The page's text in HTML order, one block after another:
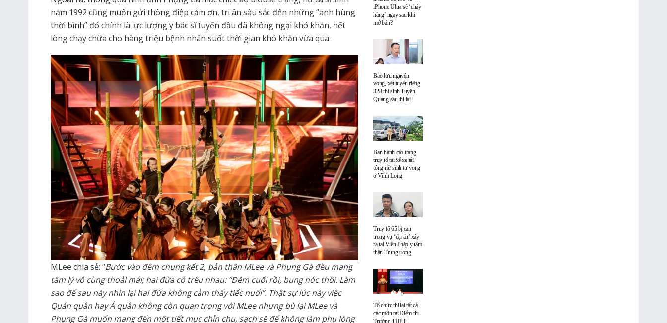
năm 1992 cũng muốn gửi thông điệp cảm ơn, tri ân sâu sắc đến những “anh hùng
thời bình” đó chính là lực lượng y bác sĩ tuyến đầu đã không ngại khó khăn, hết
lòng chạy chữa cho hàng triệu bệnh nhân suốt thời gian khó khăn vừa qua.
MLee chia sẻ: “Bước vào đêm chung kết 2, bản thân MLee và Phụng Gà đều mang
tâm lý vô cùng thoải mái; hai đứa có trêu nhau: “Đêm cuối rồi, bung nóc thôi. Làm
sao để sau này nhìn lại hai đứa không cảm thấy tiếc nuối”. Thật sự lúc này việc
Quán quân hay Á quân không còn quan trọng với MLee nhưng bù lại MLee và
Phụng Gà muốn mang đến một tiết mục chỉn chu, sạch sẽ để không làm phụ lòng
iPhone Ultra sẽ ‘cháy
hàng’ ngay sau khi
mở bán?
Bảo lưu nguyện
vọng, xét tuyển riêng
328 thí sinh Tuyên
Quang sau thi lại
Ban hành cáo trạng
truy tố tài xế xe tải
tông nữ sinh tử vong
ở Vĩnh Long
Truy tố 65 bị can
trong vụ ‘đại án’ xảy
ra tại Viện Pháp y tâm
thần Trung ương
Tổ chức thi lại tất cả
các môn tại Điểm thi
Trường THPT